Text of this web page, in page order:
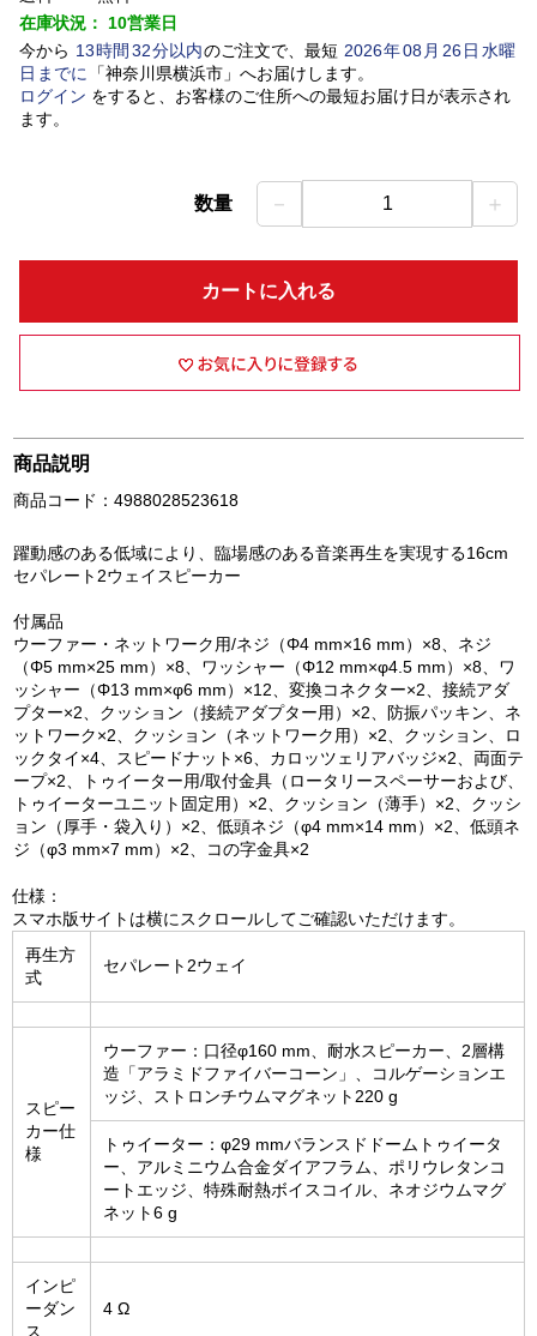
在庫状況： 10営業日
今から 13時間 32分以内のご注文で、最短 2026年08 月 26日水曜
日 までに 「神奈川県横浜市」 へお届けします。
ログイン をすると、お客様のご住所への最短お届け日が表示され
ます。
数量 － 1 ＋
カートに入れる
商品説明
商品コード：4988028523618
躍動感のある低域により、臨場感のある音楽再生を実現する16cm
セパレート2ウェイスピーカー
付属品
ウーファー・ネットワーク用/ネジ（Φ4 mm×16 mm）×8、ネジ
（Φ5 mm×25 mm）×8、ワッシャー（Φ12 mm×φ4.5 mm）×8、ワ
ッシャー（Φ13 mm×φ6 mm）×12、変換コネクター×2、接続アダ
プター×2、クッション（接続アダプター用）×2、防振パッキン、ネ
ットワーク×2、クッション（ネットワーク用）×2、クッション、ロ
ックタイ×4、スピードナット×6、カロッツェリアバッジ×2、両面テ
ープ×2、トゥイーター用/取付金具（ロータリースペーサーおよび、
トゥイーターユニット固定用）×2、クッション（薄手）×2、クッシ
ョン（厚手・袋入り）×2、低頭ネジ（φ4 mm×14 mm）×2、低頭ネ
ジ（φ3 mm×7 mm）×2、コの字金具×2
仕様：
スマホ版サイトは横にスクロールしてご確認いただけます。
再生方
式
セパレート2ウェイ
スピー
カー仕
様
ウーファー：口径φ160 mm、耐水スピーカー、2層構
造「アラミドファイバーコーン」、コルゲーションエ
ッジ、ストロンチウムマグネット220 g
トゥイーター：φ29 mmバランスドドームトゥイータ
ー、アルミニウム合金ダイアフラム、ポリウレタンコ
ートエッジ、特殊耐熱ボイスコイル、ネオジウムマグ
ネット6 g
インピ
ーダン
ス
4 Ω